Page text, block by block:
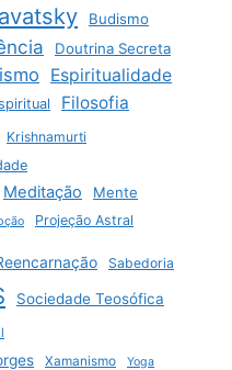
Budismo
Doutrina Secreta
Espiritualidade
Filosofia
Krishnamurti
Meditação Mente
Projeção Astral
Sabedoria
Sociedade Teosófica
Xamanismo Yoga